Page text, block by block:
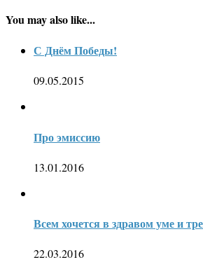
You may also like...
С Днём Победы!
09.05.2015
Про эмиссию
13.01.2016
Всем хочется в здравом уме и
22.03.2016